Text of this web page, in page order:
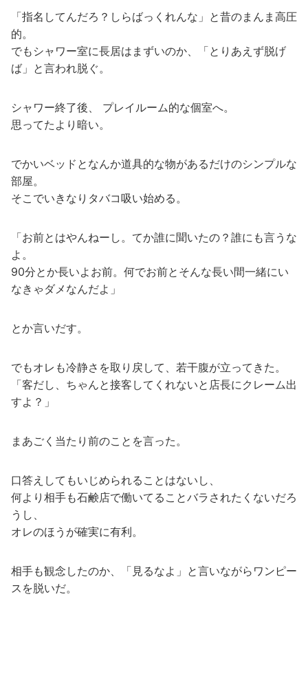
「指名してんだろ？しらばっくれんな」と昔のまんま高圧
的。
でもシャワー室に長居はまずいのか、「とりあえず脱げ
ば」と言われ脱ぐ。
シャワー終了後、 プレイルーム的な個室へ。
思ってたより暗い。
でかいベッドとなんか道具的な物があるだけのシンプルな
部屋。
そこでいきなりタバコ吸い始める。
「お前とはやんねーし。てか誰に聞いたの？誰にも言うな
よ。
90分とか長いよお前。何でお前とそんな長い間一緒にい
なきゃダメなんだよ」
とか言いだす。
でもオレも冷静さを取り戻して、若干腹が立ってきた。
「客だし、ちゃんと接客してくれないと店長にクレーム出
すよ？」
まあごく当たり前のことを言った。
口答えしてもいじめられることはないし、
何より相手も石鹸店で働いてることバラされたくないだろ
うし、
オレのほうが確実に有利。
相手も観念したのか、「見るなよ」と言いながらワンピー
スを脱いだ。